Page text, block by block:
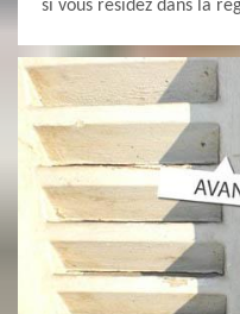
si vous résidez dans la